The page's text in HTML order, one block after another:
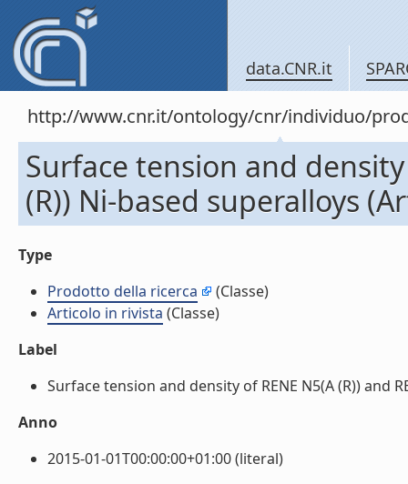
data.CNR.it
http://www.cnr.it/ontology/cnr/individuo/
Surface tension and density
(R)) Ni-based superalloys
Type
Prodotto della ricerca
(Classe)
Articolo in rivista (Classe)
Label
Surface tension and density of RENE N5(A (R)) and
Anno
2015-01-01T00:00:00+01:00 (literal)